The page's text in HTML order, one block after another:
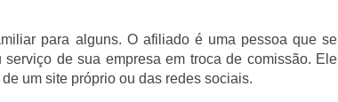
para alguns. O afiliado é uma pessoa que se
de sua empresa em troca de comissão. Ele
um site próprio ou das redes sociais.